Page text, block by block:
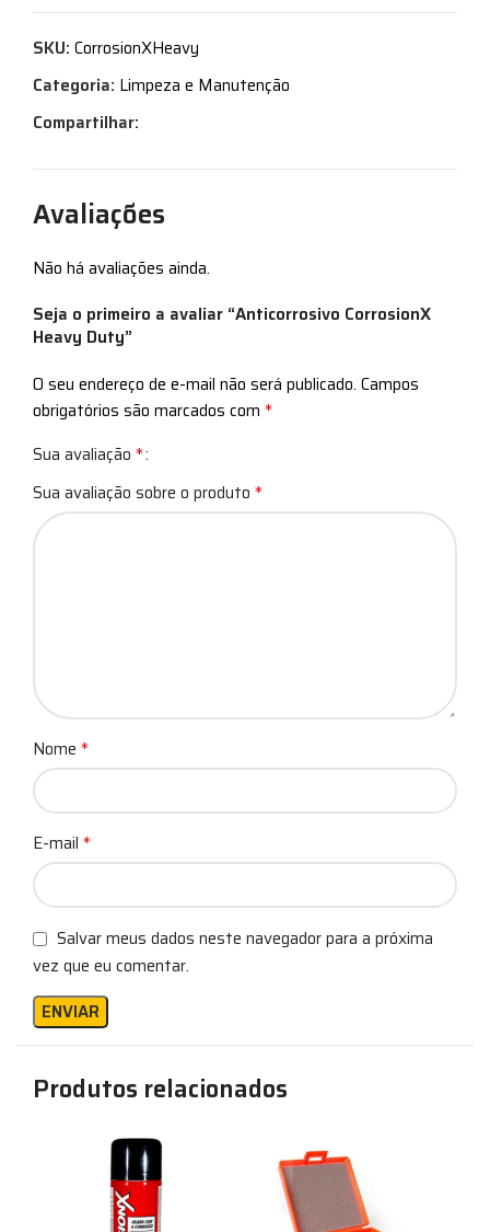
SKU: CorrosionXHeavy
Categoria: Limpeza e Manutenção
Compartilhar:
Avaliações
Não há avaliações ainda.
Seja o primeiro a avaliar “Anticorrosivo CorrosionX
Heavy Duty”
O seu endereço de e-mail não será publicado. Campos
obrigatórios são marcados com *
Sua avaliação *
Sua avaliação sobre o produto *
Nome *
E-mail *
Salvar meus dados neste navegador para a próxima
vez que eu comentar.
Produtos relacionados